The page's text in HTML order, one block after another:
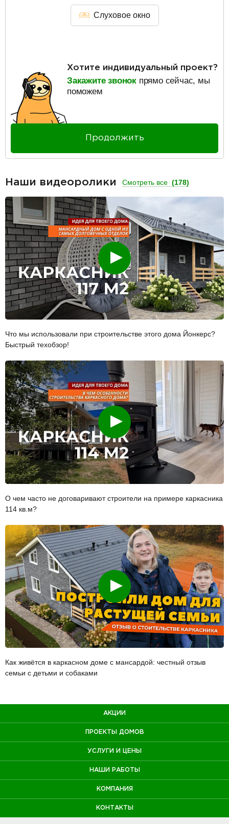
Слуховое окно
Хотите индивидуальный проект?
Закажите звонок прямо сейчас, мы
поможем
Продолжить
Наши видеоролики Смотреть все (178)
Смотреть
Что мы использовали при строительстве этого дома Йонкерс?
Быстрый техобзор!
Смотреть
О чем часто не договаривают строители на примере каркасника
114 кв.м?
Смотреть
Как живётся в каркасном доме с мансардой: честный отзыв
семьи с детьми и собаками
АКЦИИ
ПРОЕКТЫ ДОМОВ
УСЛУГИ И ЦЕНЫ
НАШИ РАБОТЫ
КОМПАНИЯ
КОНТАКТЫ